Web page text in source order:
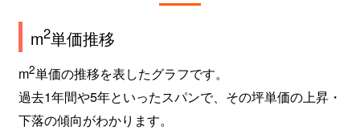
m2単価推移
m2単価の推移を表したグラフです。
過去1年間や5年といったスパンで、その坪単価の上昇・
下落の傾向がわかります。